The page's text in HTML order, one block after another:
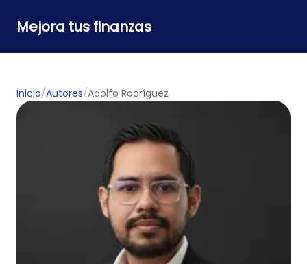
Mejora tus finanzas
Inicio/Autores/Adolfo Rodríguez